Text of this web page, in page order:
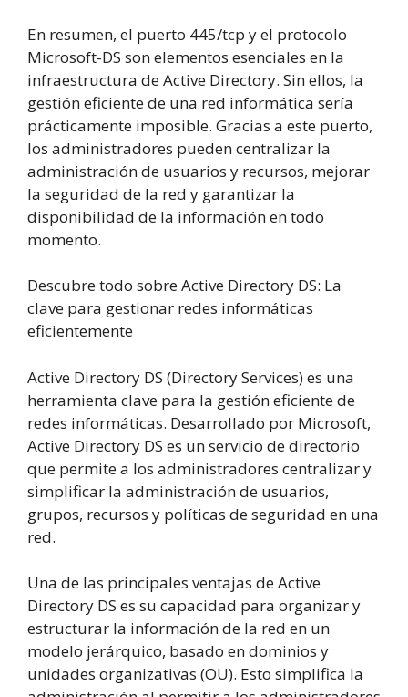
En resumen, el puerto 445/tcp y el protocolo
Microsoft-DS son elementos esenciales en la
infraestructura de Active Directory. Sin ellos, la
gestión eficiente de una red informática sería
prácticamente imposible. Gracias a este puerto,
los administradores pueden centralizar la
administración de usuarios y recursos, mejorar
la seguridad de la red y garantizar la
disponibilidad de la información en todo
momento.
Descubre todo sobre Active Directory DS: La
clave para gestionar redes informáticas
eficientemente
Active Directory DS (Directory Services) es una
herramienta clave para la gestión eficiente de
redes informáticas. Desarrollado por Microsoft,
Active Directory DS es un servicio de directorio
que permite a los administradores centralizar y
simplificar la administración de usuarios,
grupos, recursos y políticas de seguridad en una
red.
Una de las principales ventajas de Active
Directory DS es su capacidad para organizar y
estructurar la información de la red en un
modelo jerárquico, basado en dominios y
unidades organizativas (OU). Esto simplifica la